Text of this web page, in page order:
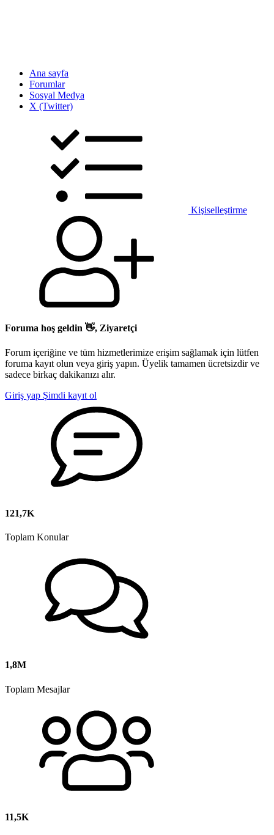
Ana sayfa
Forumlar
Sosyal Medya
X (Twitter)
Kişiselleştirme
Foruma hoş geldin 👋, Ziyaretçi
Forum içeriğine ve tüm hizmetlerimize erişim sağlamak için lütfen
foruma kayıt olun veya giriş yapın. Üyelik tamamen ücretsizdir ve
sadece birkaç dakikanızı alır.
Giriş yap Şimdi kayıt ol
121,7K
Toplam Konular
1,8M
Toplam Mesajlar
11,5K